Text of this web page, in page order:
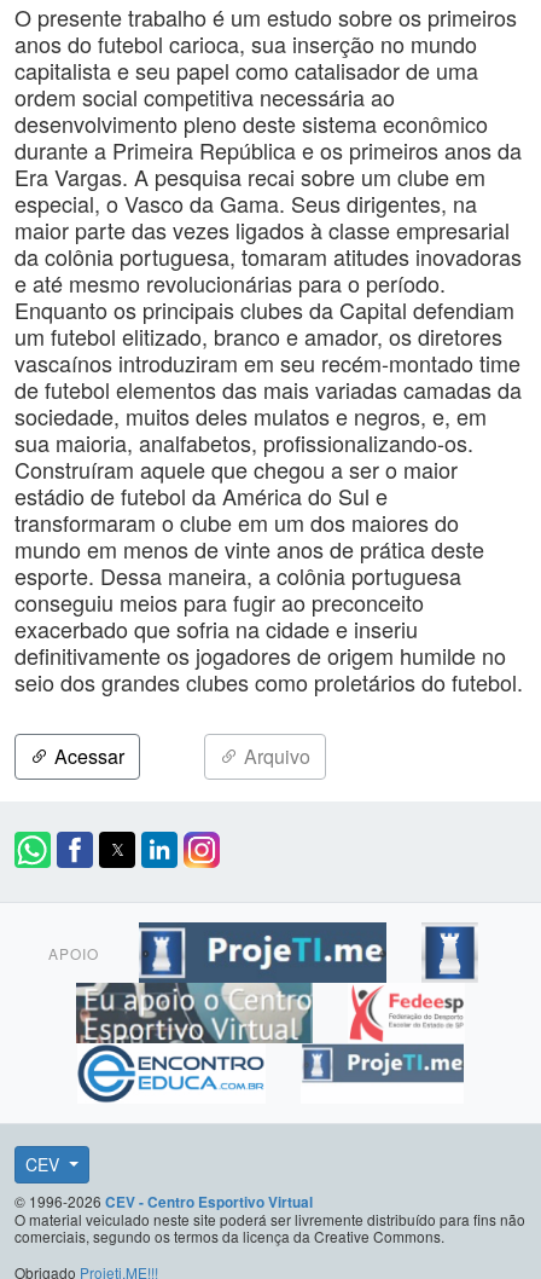
O presente trabalho é um estudo sobre os primeiros
anos do futebol carioca, sua inserção no mundo
capitalista e seu papel como catalisador de uma
ordem social competitiva necessária ao
desenvolvimento pleno deste sistema econômico
durante a Primeira República e os primeiros anos da
Era Vargas. A pesquisa recai sobre um clube em
especial, o Vasco da Gama. Seus dirigentes, na
maior parte das vezes ligados à classe empresarial
da colônia portuguesa, tomaram atitudes inovadoras
e até mesmo revolucionárias para o período.
Enquanto os principais clubes da Capital defendiam
um futebol elitizado, branco e amador, os diretores
vascaínos introduziram em seu recém-montado time
de futebol elementos das mais variadas camadas da
sociedade, muitos deles mulatos e negros, e, em
sua maioria, analfabetos, profissionalizando-os.
Construíram aquele que chegou a ser o maior
estádio de futebol da América do Sul e
transformaram o clube em um dos maiores do
mundo em menos de vinte anos de prática deste
esporte. Dessa maneira, a colônia portuguesa
conseguiu meios para fugir ao preconceito
exacerbado que sofria na cidade e inseriu
definitivamente os jogadores de origem humilde no
seio dos grandes clubes como proletários do futebol.
Acessar Arquivo
APOIO
CEV
© 1996-2026 CEV - Centro Esportivo Virtual
O material veiculado neste site poderá ser livremente distribuído para fins não
comerciais, segundo os termos da licença da Creative Commons.
Obrigado Projeti.ME!!!